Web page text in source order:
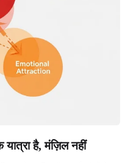
यात्रा है, मंज़िल नहीं